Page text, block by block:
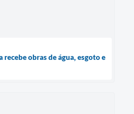
recebe obras de água, esgoto e